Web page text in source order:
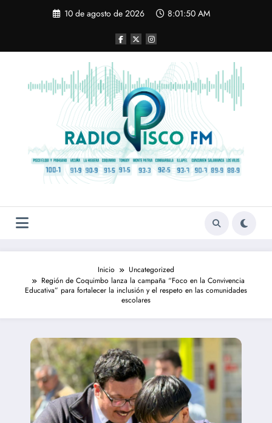
10 de agosto de 2026 8:01:51 AM
Inicio
Uncategorized
Región de Coquimbo lanza la campaña “Foco en la Convivencia
Educativa” para fortalecer la inclusión y el respeto en las comunidades
escolares